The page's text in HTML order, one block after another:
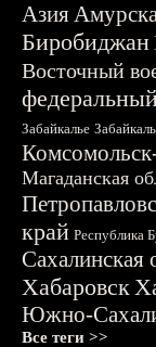
Азия
Биробиджан
Восточный
Забайкалье
Магаданская
край Республика
Сахалинская
Хабаровск
Южно-
Все теги >>